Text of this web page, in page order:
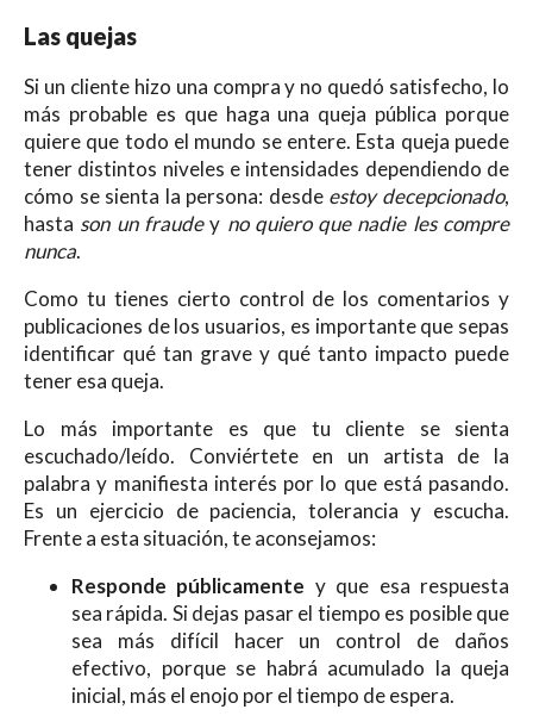
Las quejas
Si un cliente hizo una compra y no quedó satisfecho, lo
más probable es que haga una queja pública porque
quiere que todo el mundo se entere. Esta queja puede
tener distintos niveles e intensidades dependiendo de
cómo se sienta la persona: desde estoy decepcionado,
hasta son un fraudey no quiero que nadie les compre
nunca.
Como tu tienes cierto control de los comentarios y
publicaciones de los usuarios, es importante que sepas
identificar qué tan grave y qué tanto impacto puede
tener esa queja.
Lo más importante es que tu cliente se sienta
escuchado/leído. Conviértete en un artista de la
palabra y manifiesta interés por lo que está pasando.
Es un ejercicio de paciencia, tolerancia y escucha.
Frente a esta situación, te aconsejamos:
Responde públicamente y que esa respuesta
sea rápida. Si dejas pasar el tiempo es posible que
sea más difícil hacer un control de daños
efectivo, porque se habrá acumulado la queja
inicial, más el enojo por el tiempo de espera.